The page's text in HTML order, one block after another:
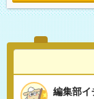
編集部イ